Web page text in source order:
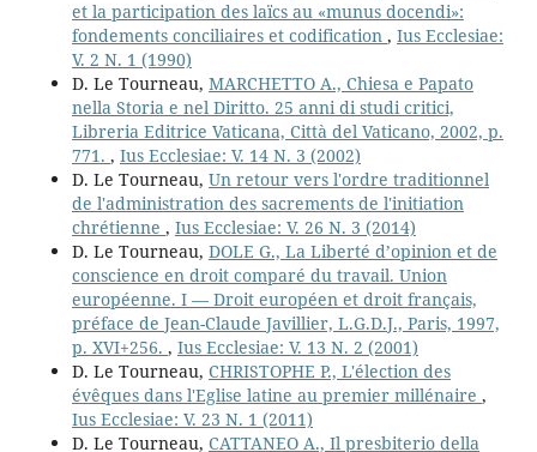
et la participation des laïcs au «munus docendi»:
fondements conciliaires et codification , Ius Ecclesiae:
V. 2 N. 1 (1990)
D. Le Tourneau, MARCHETTO A., Chiesa e Papato
nella Storia e nel Diritto. 25 anni di studi critici,
Libreria Editrice Vaticana, Città del Vaticano, 2002, p.
771. , Ius Ecclesiae: V. 14 N. 3 (2002)
D. Le Tourneau, Un retour vers l'ordre traditionnel
de l'administration des sacrements de l'initiation
chrétienne , Ius Ecclesiae: V. 26 N. 3 (2014)
D. Le Tourneau, DOLE G., La Liberté d’opinion et de
conscience en droit comparé du travail. Union
européenne. I — Droit européen et droit français,
préface de Jean-Claude Javillier, L.G.D.J., Paris, 1997,
p. XVI+256. , Ius Ecclesiae: V. 13 N. 2 (2001)
D. Le Tourneau, CHRISTOPHE P., L'élection des
évêques dans l'Eglise latine au premier millénaire ,
Ius Ecclesiae: V. 23 N. 1 (2011)
D. Le Tourneau, CATTANEO A., Il presbiterio della